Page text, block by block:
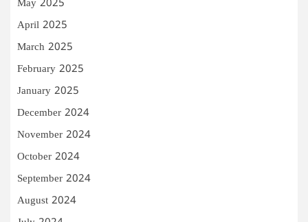
May 2025
April 2025
March 2025
February 2025
January 2025
December 2024
November 2024
October 2024
September 2024
August 2024